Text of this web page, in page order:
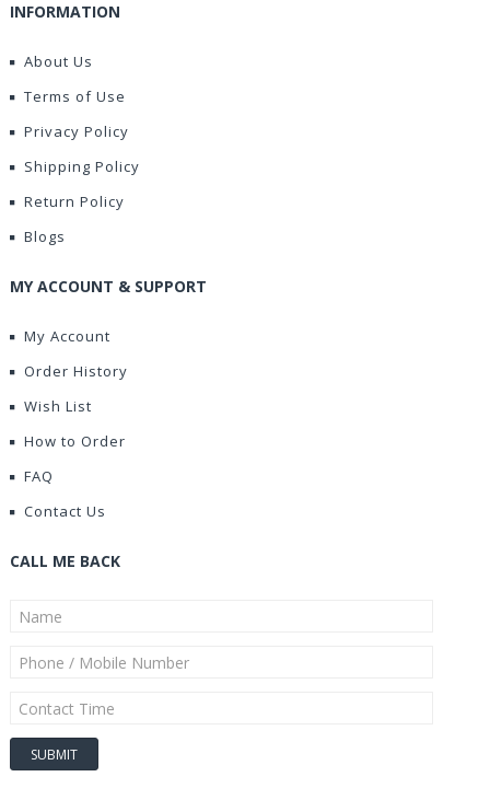
INFORMATION
About Us
Terms of Use
Privacy Policy
Shipping Policy
Return Policy
Blogs
MY ACCOUNT & SUPPORT
My Account
Order History
Wish List
How to Order
FAQ
Contact Us
CALL ME BACK